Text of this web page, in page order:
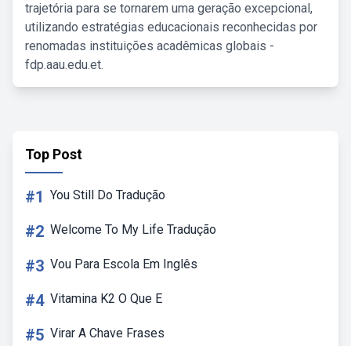
trajetória para se tornarem uma geração excepcional,
utilizando estratégias educacionais reconhecidas por
renomadas instituições acadêmicas globais -
fdp.aau.edu.et.
Top Post
#1 You Still Do Tradução
#2 Welcome To My Life Tradução
#3 Vou Para Escola Em Inglês
#4 Vitamina K2 O Que E
#5 Virar A Chave Frases